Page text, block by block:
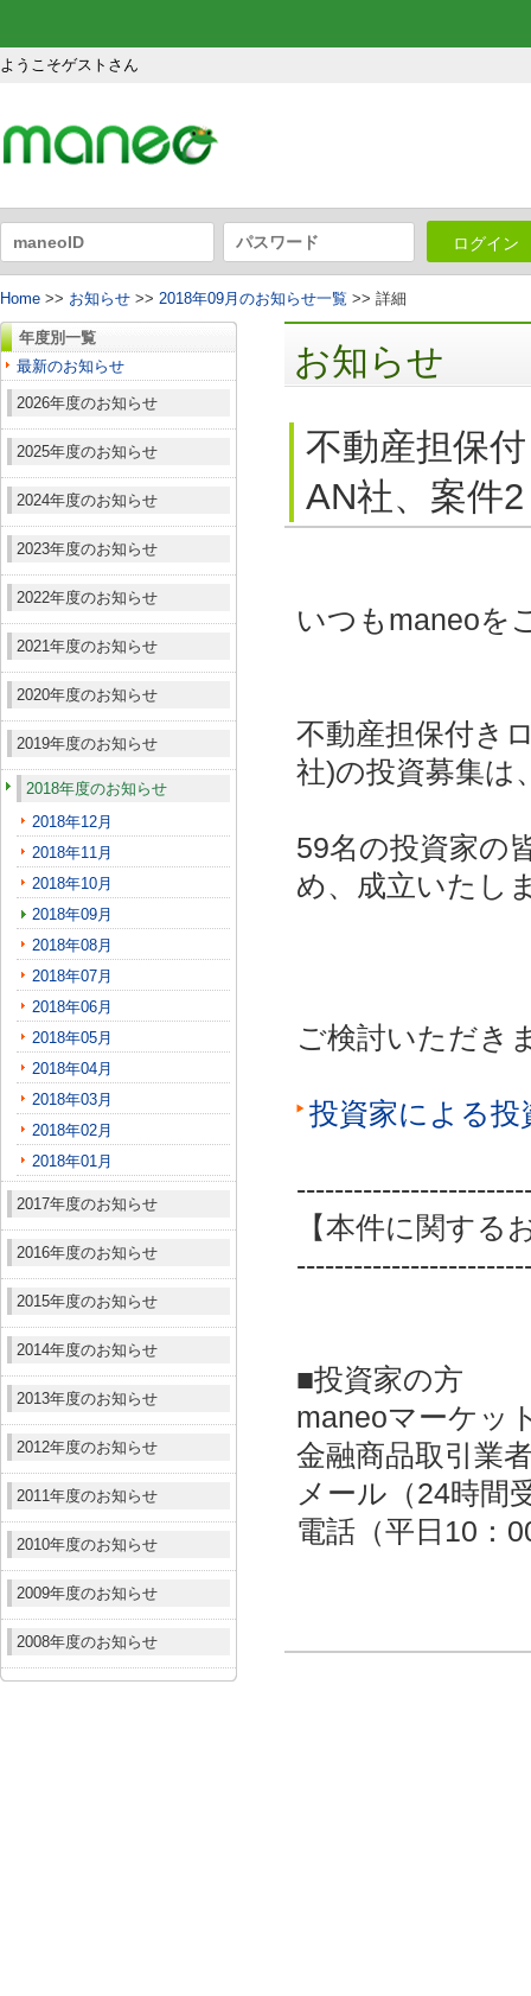
ようこそゲストさん
ログイン
Home >> お知らせ >> 2018年09月のお知らせ一覧 >> 詳細
年度別一覧
最新のお知らせ
2026年度のお知らせ
2025年度のお知らせ
2024年度のお知らせ
2023年度のお知らせ
2022年度のお知らせ
2021年度のお知らせ
2020年度のお知らせ
2019年度のお知らせ
2018年度のお知らせ
2018年12月
2018年11月
2018年10月
2018年09月
2018年08月
2018年07月
2018年06月
2018年05月
2018年04月
2018年03月
2018年02月
2018年01月
2017年度のお知らせ
2016年度のお知らせ
2015年度のお知らせ
2014年度のお知らせ
2013年度のお知らせ
2012年度のお知らせ
2011年度のお知らせ
2010年度のお知らせ
2009年度のお知らせ
2008年度のお知らせ
お知らせ
不動産担保
AN社、案件
いつもmaneoを
不動産担保付き
社)の投資募集は
59名の投資家の
め、成立いたし
ご検討いただき
投資家による
【本件に関する
■投資家の方
maneoマーケッ
金融商品取引業
メール（24時間
電話（平日10：